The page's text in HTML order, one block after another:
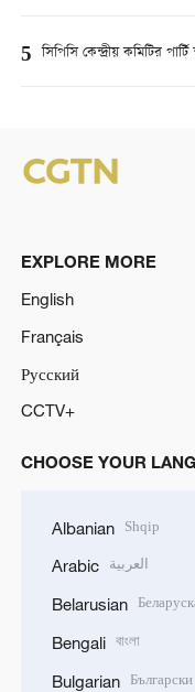
5 সিপিসি কেন্দ্রীয় কমিটির
EXPLORE MORE
English
Français
Русский
CCTV+
CHOOSE YOUR
Albanian Shqip
Arabic العربية
Belarusian
Bengali বাংলা
Bulgarian Български